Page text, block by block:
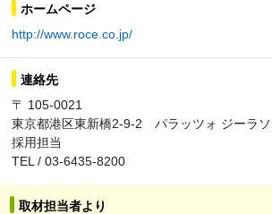
ホームページ
http://www.roce.co.jp/
連絡先
〒 105-0021
東京都港区東新橋2-9-2 パラッツォ ジーラ
採用担当
TEL / 03-6435-8200
取材担当者より